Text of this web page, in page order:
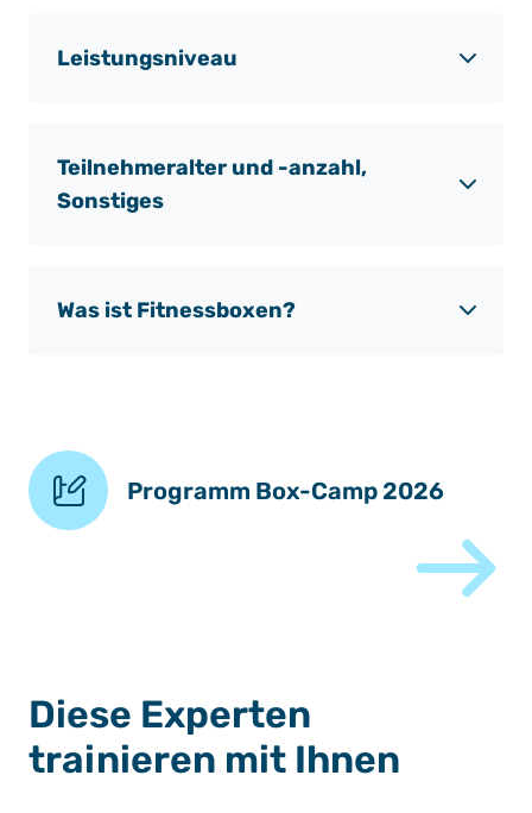
Leistungsniveau
Teilnehmeralter und -anzahl,
Sonstiges
Was ist Fitnessboxen?
Programm Box-Camp 2026
Diese Experten
trainieren mit Ihnen